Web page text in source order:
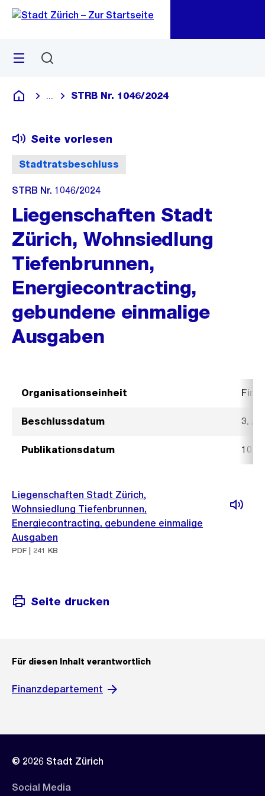
Navigation
Sprunglink
Menü
Deutsch
Blende alle Breadcrumbs ein
STRB Nr. 1046/2024
Stadtratsbeschluss
Seite vorlesen
STRB Nr. 1046/2024
Liegenschaften Stadt
Zürich, Wohnsiedlung
Tiefenbrunnen,
Energiecontracting,
gebundene einmalige
Ausgaben
Organisationseinheit
Beschlussdatum 3.
Publikationsdatum 10.
Liegenschaften Stadt Zürich,
Wohnsiedlung Tiefenbrunnen,
Energiecontracting, gebundene einmalige
Ausgaben
PDF | 241 KB
Seite drucken
Für diesen Inhalt verantwortlich
Finanzdepartement
© 2026 Stadt Zürich
Social Media